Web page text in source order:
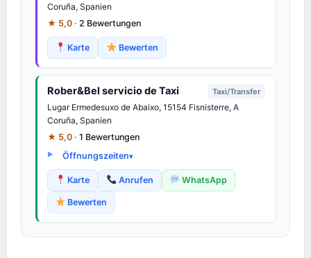
Coruña, Spanien
★ 5,0 · 2 Bewertungen
Karte Bewerten
Rober&Bel servicio de Taxi Taxi/Transfer
Lugar Ermedesuxo de Abaixo, 15154 Fisnisterre, A
Coruña, Spanien
★ 5,0 · 1 Bewertungen
Öffnungszeiten
Karte Anrufen WhatsApp
Bewerten